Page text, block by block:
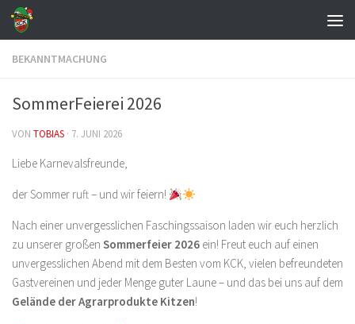
Zum Inhalt springen
BEKANNTMACHUNG
SommerFeierei 2026
VON TOBIAS · 7. JUNI 2026
Liebe Karnevalsfreunde,
der Sommer ruft – und wir feiern!
Nach einer unvergesslichen Faschingssaison laden wir euch herzlich
zu unserer großen Sommerfeier 2026 ein! Freut euch auf einen
unvergesslichen Abend mit dem Besten vom KCK, vielen befreundeten
Gastvereinen und jeder Menge guter Laune – und das bei uns auf dem
Gelände der Agrarprodukte Kitzen!